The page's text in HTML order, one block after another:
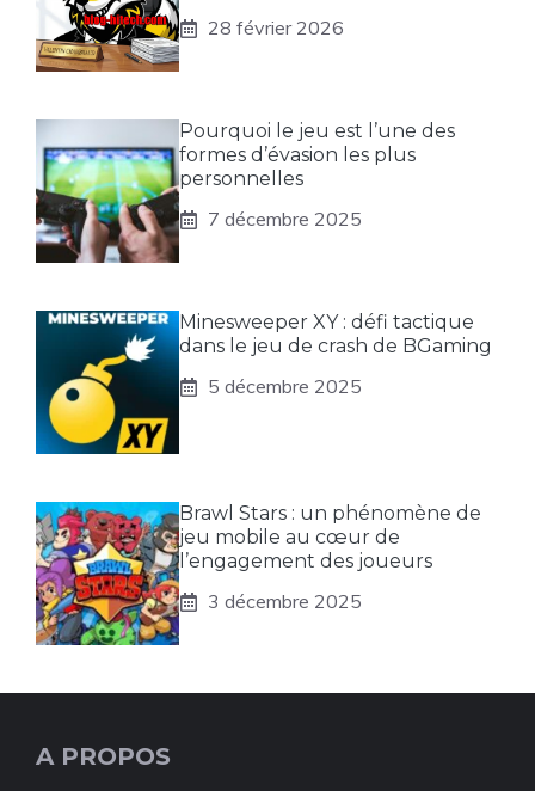
28 février 2026
Pourquoi le jeu est l’une des
formes d’évasion les plus
personnelles
7 décembre 2025
Minesweeper XY : défi tactique
dans le jeu de crash de BGaming
5 décembre 2025
Brawl Stars : un phénomène de
jeu mobile au cœur de
l’engagement des joueurs
3 décembre 2025
A PROPOS